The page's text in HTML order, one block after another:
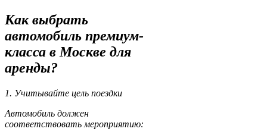
Как выбрать
автомобиль премиум-
класса в Москве для
аренды?
1. Учитывайте цель поездки
Автомобиль должен
соответствовать мероприятию: